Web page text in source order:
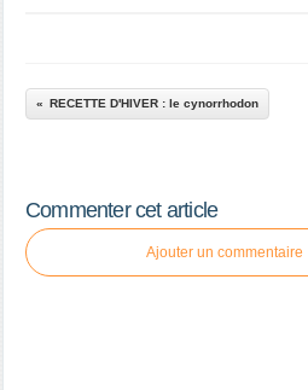
RECETTE D'HIVER : le cynorrhodon
Commenter cet article
Ajouter un commentaire